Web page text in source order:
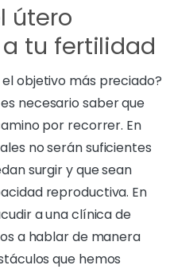
útero
tu fertilidad
objetivo más preciado?
necesario saber que
por recorrer. En
no serán suficientes
surgir y que sean
reproductiva. En
a una clínica de
a hablar de manera
que hemos